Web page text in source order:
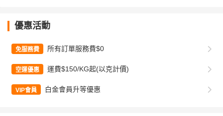
優惠活動
免服務費 所有訂單服務費$0
空運優惠 運費$150/KG起(以克計價)
VIP會員 白金會員升等優惠